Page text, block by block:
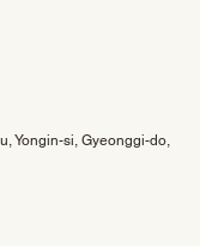
Yongin-si, Gyeonggi-do,